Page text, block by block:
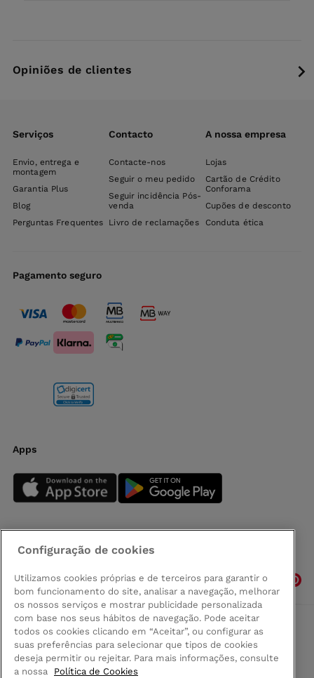
Opiniões de clientes
Serviços
Envio, entrega e
montagem
Garantia Plus
Blog
Perguntas Frequentes
Contacto
Contacte-nos
Seguir o meu pedido
Seguir incidência Pós-
venda
Livro de reclamações
A nossa empresa
Lojas
Cartão de Crédito
Conforama
Cupões de desconto
Conduta ética
Pagamento seguro
Apps
Siga-nos
Comprar na Madeira
Política de privacidad
Termos e Condições
Configuração de cookies
Utilizamos cookies próprias e de terceiros para garantir o
bom funcionamento do site, analisar a navegação, melhorar
os nossos serviços e mostrar publicidade personalizada
com base nos seus hábitos de navegação. Pode aceitar
todos os cookies clicando em “Aceitar”, ou configurar as
suas preferências para selecionar que tipos de cookies
deseja permitir ou rejeitar. Para mais informações, consulte
a nossa
Política de Cookies